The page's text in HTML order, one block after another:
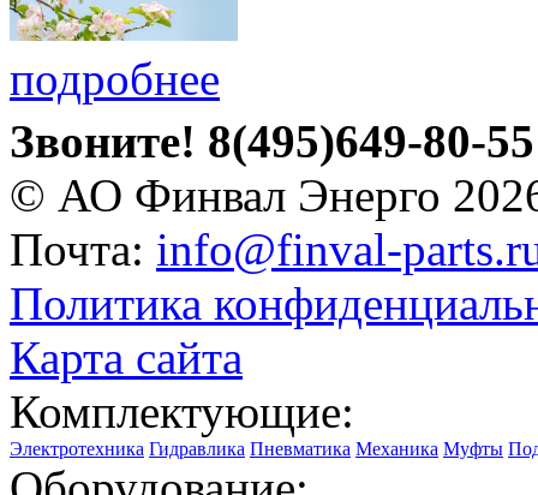
подробнее
Звоните! 8(495)649-80-55
© АО Финвал Энерго
Почта: info@finval-
Политика
Карта сайта
Комплектующие:
Электротехника Гидравлика Пневматика Механика Муфты